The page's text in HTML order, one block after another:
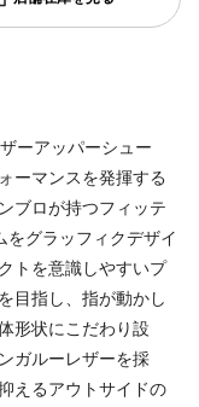
ーアッパーシュー
ーマンスを発揮する
ブロが持つフィッテ
をグラッフィクデザイ
トを意識しやすいプ
目指し、指が動かし
形状にこだわり設
ガルーレザーを採
えるアウトサイドの